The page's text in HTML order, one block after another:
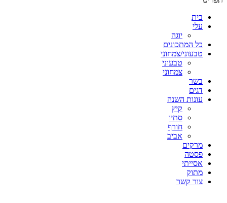
בית
עלי
יוגה
כל המתכונים
טבעוני/צמחוני
טבעוני
צמחוני
בשר
דגים
עונות השנה
קיץ
סתיו
חורף
אביב
מרקים
פסטה
אסייתי
מתוק
צור קשר